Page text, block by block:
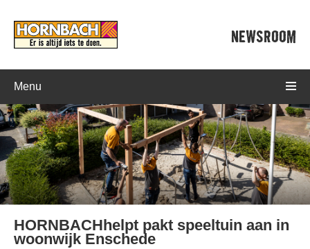
NEWSROOM
Menu
HORNBACHhelpt pakt speeltuin aan in
woonwijk Enschede